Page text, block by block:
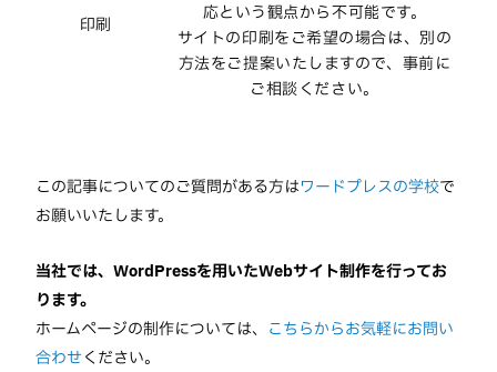
印刷
応という観点から不可能です。
サイトの印刷をご希望の場合は、別の
方法をご提案いたしますので、事前に
ご相談ください。
この記事についてのご質問がある方はワードプレスの学校で
お願いいたします。
当社では、WordPressを用いたWebサイト制作を行ってお
ります。
ホームページの制作については、 こちらからお気軽にお問い
合わせください。